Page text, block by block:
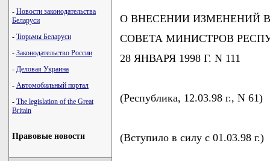
- Новости законодательства
Беларуси
- Тюрьмы Беларуси
- Законодательство России
- Деловая Украина
- Автомобильный портал
- The legislation of the Great
Britain
Правовые новости
О ВНЕСЕНИИ ИЗМЕНЕНИЙ
СОВЕТА МИНИСТРОВ
28 ЯНВАРЯ 1998 Г. N 111
(Республика, 12.03.98 г., N 61)
(Вступило в силу с 01.03.98 г.)